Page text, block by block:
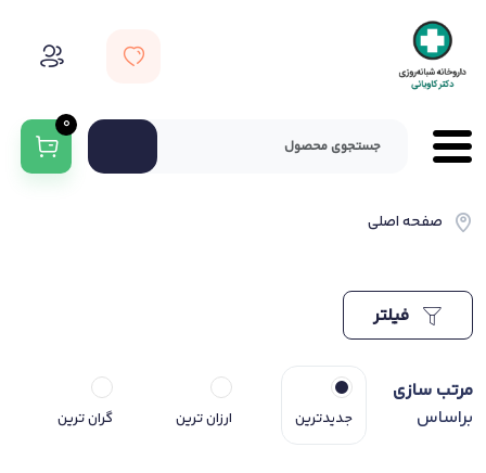
0
صفحه اصلی
مرتب سازی
براساس
جدیدترین ارزان ترین گران ترین